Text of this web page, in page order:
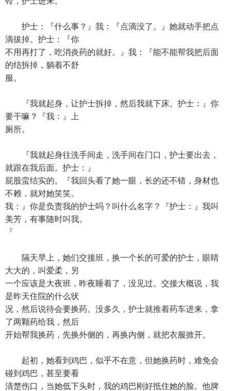
护士：『什么事？』我：『点滴没了。』她就动手把点
滴拔掉。护士：『你
不用再打了，吃消炎药的就好。』我：『能不能帮我把后面
的结拆掉，躺着不舒
服。
『我就起身，让护士拆掉，然后我就下床。护士：』你
要干嘛？『我：』上
厕所。
『我就起身往洗手间走，洗手间在门口，护士要出去，
就跟在我后面。护士：』
屁股蛮结实的。『我回头看了她一眼，长的还不错，身材也
不赖，就对她笑笑。
我：』你是负责我的护士吗？叫什么名字？『护士：』我叫
美芳，有事随时叫我。
『
隔天早上，她们交接班，换一个长的可爱的护士，眼睛
大大的，叫爱柔，另
一个应该是大夜班，昨夜睡着了，没见过。交接大概说，我
是昨天住院的什么状
况，然后说待会要换药。没多久，护士就推着药车进来，拿
了两颗药给我，然后
开始帮我换药，先换外侧的，再换内侧，就把衣服掀开。
起初，她看到鸡巴，似乎不在意，但她换药时，难免会
碰到鸡巴，甚至要看
清楚伤口，当她低下头时，我的鸡巴刚好抵住她的脸。他脾